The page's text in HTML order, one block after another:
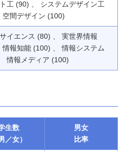
工 (90) 、 システムデザイン工
空間デザイン (100)
イエンス (80) 、 実世界情報
情報知能 (100) 、 情報システム
情報メディア (100)
生数
／女）
男女
比率